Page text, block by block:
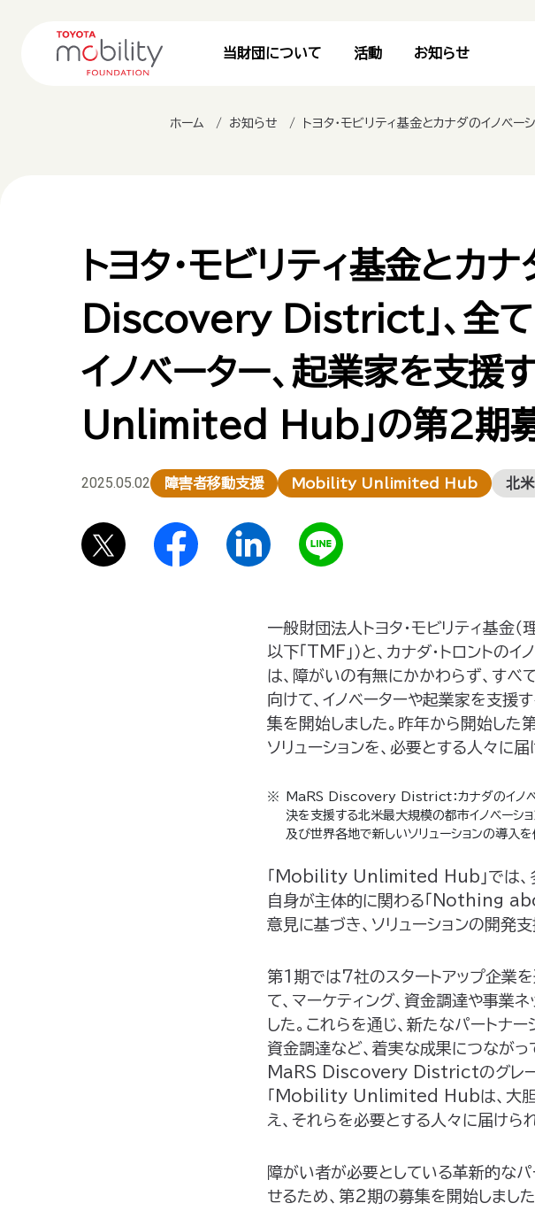
当財団について 活動 お知らせ
ホーム お知らせ トヨタ・モビリティ基金とカナダのイノベーション組織「MaRS
トヨタ・モビリティ基金とカ
Discovery District」、全て
イノベーター、起業家を支
Unlimited Hub」の第2期
2025.05.02 障害者移動支援 Mobility Unlimited Hub 北米
一般財団法人トヨタ・モビリティ基
以下「TMF」）と、カナダ・トロン
は、障がいの有無にかかわらず、す
向けて、イノベーターや起業家を支
集を開始しました。昨年から開始した
ソリューションを、必要とする人々に届
MaRS Discovery District：カナダのイノベ
決を支援する北米最大規模の都市イノベーシ
及び世界各地で新しいソリューションの導入を
「Mobility Unlimited Hub」では、
自身が主体的に関わる「Nothing
意見に基づき、ソリューションの開発
第1期では7社のスタートアップ企業
て、マーケティング、資金調達や事業
した。これらを通じ、新たなパートナ
資金調達など、着実な成果につながっ
MaRS Discovery Districtのグレース
「Mobility Unlimited Hubは、大胆
え、それらを必要とする人々に届けら
障がい者が必要としている革新的なパ
せるため、第2期の募集を開始しまし